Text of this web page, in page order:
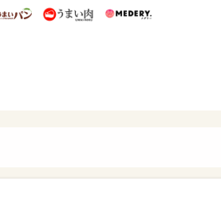
集
いめし うまいパン うまい肉